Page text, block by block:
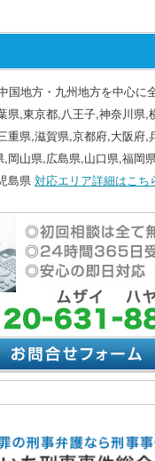
国地方・九州地方を中心
県,東京都,八王子,神奈川県,
重県,滋賀県,京都府,大阪府,
岡山県,広島県,山口県,福岡
島県対応エリア詳細はこち